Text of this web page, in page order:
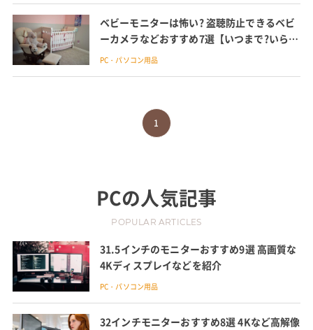
ベビーモニターは怖い? 盗聴防止できるベビ
ーカメラなどおすすめ7選【いつまで?いらな
い?100人に調査】
PC・パソコン用品
1
PCの人気記事
POPULAR ARTICLES
31.5インチのモニターおすすめ9選 高画質な
4Kディスプレイなどを紹介
PC・パソコン用品
32インチモニターおすすめ8選 4Kなど高解像